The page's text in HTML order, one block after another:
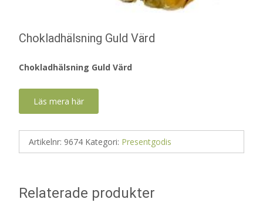
Chokladhälsning Guld Värd
Chokladhälsning Guld Värd
Läs mera här
Artikelnr: 9674 Kategori: Presentgodis
Relaterade produkter